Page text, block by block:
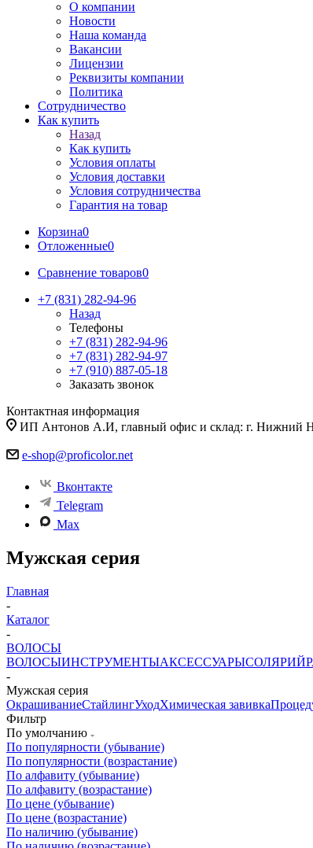
О компании
Новости
Наша команда
Вакансии
Лицензии
Реквизиты компании
Политика
Сотрудничество
Как купить
Назад
Как купить
Условия оплаты
Условия доставки
Условия сотрудничества
Гарантия на товар
Корзина0
Отложенные0
Сравнение товаров0
+7 (831) 282-94-96
Назад
Телефоны
+7 (831) 282-94-96
+7 (831) 282-94-97
+7 (910) 887-05-18
Заказать звонок
Контактная информация
ИП Антонов А.И, главный офис и склад: г. Нижний
e-shop@proficolor.net
Вконтакте
Telegram
Max
Мужская серия
Главная
-
Каталог
-
ВОЛОСЫ
ВОЛОСЫИНСТРУМЕНТЫАКСЕССУАРЫСОЛЯРИЙ
-
Мужская серия
ОкрашиваниеСтайлингУходХимическая завивка
Фильтр
По умолчанию
По популярности (убывание)
По популярности (возрастание)
По алфавиту (убывание)
По алфавиту (возрастание)
По цене (убывание)
По цене (возрастание)
По наличию (убывание)